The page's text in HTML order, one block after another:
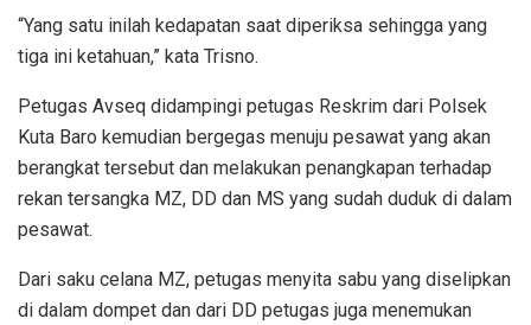
“Yang satu inilah kedapatan saat diperiksa sehingga yang
tiga ini ketahuan,” kata Trisno.
Petugas Avseq didampingi petugas Reskrim dari Polsek
Kuta Baro kemudian bergegas menuju pesawat yang akan
berangkat tersebut dan melakukan penangkapan terhadap
rekan tersangka MZ, DD dan MS yang sudah duduk di dalam
pesawat.
Dari saku celana MZ, petugas menyita sabu yang diselipkan
di dalam dompet dan dari DD petugas juga menemukan